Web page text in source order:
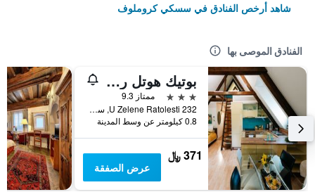
شاهد أرخص الفنادق في سسكي كروملوف
الفنادق الموصى بها
بوتيك هوتل رومانتيك
3 نجوم
ممتاز 9.3
U Zelene Ratolesti 232, سسكي كروملوف, منطقة جنوب بوهيميا, جمهورية التشيك
0.8 كيلومتر عن وسط المدينة
371 ﷼
عرض الصفقة